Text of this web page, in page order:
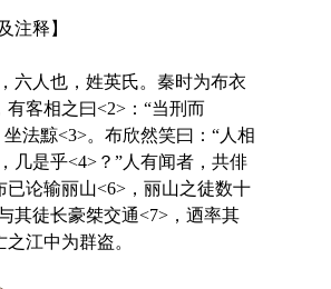
释】
人也，姓英氏。秦时为布衣
有客相之曰<2>：“当刑而
坐法黥<3>。布欣然笑曰：“人相
几是乎<4>？”人有闻者，共俳
已论输丽山<6>，丽山之徒数十
其徒长豪桀交通<7>，迺率其
江中为群盗。